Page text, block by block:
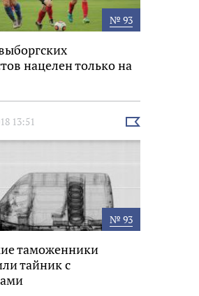
№ 93
нацелен только на
13:51
Выбрать
№ 93
таможенники
тайник с